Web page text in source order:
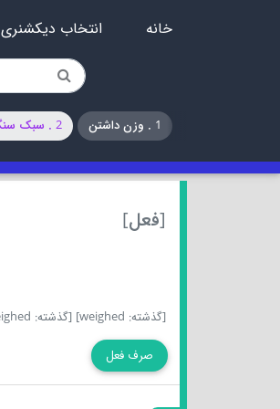
خانه انتخاب دیکشنری
1 . وزن داشتن 2 . سبک سنگین کردن
[فعل]
[گذشته: weighed] [گذشته: weighed]
صرف فعل